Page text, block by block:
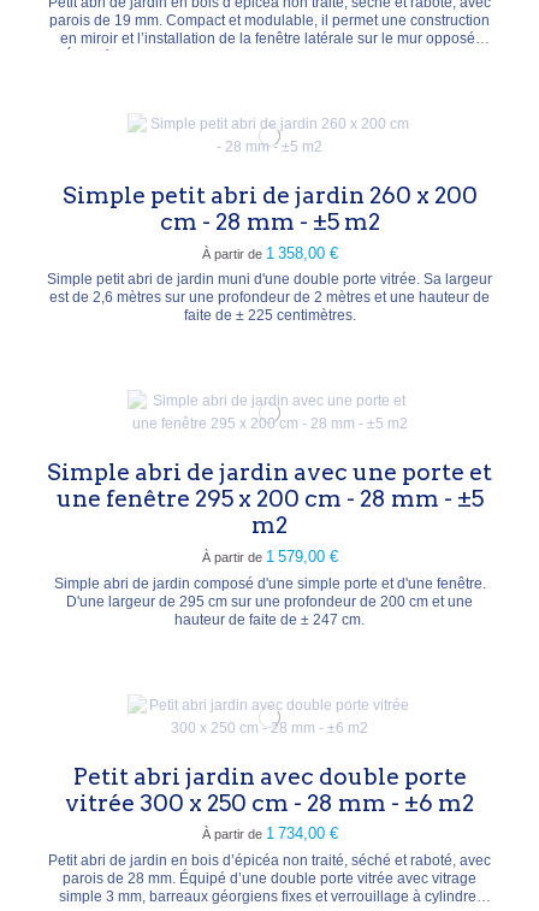
parois de 19 mm. Compact et modulable, il permet une construction
en miroir et l’installation de la fenêtre latérale sur le mur opposé.
Simple petit abri de jardin 260 x 200
cm - 28 mm - ±5 m2
À partir de 1 358,00 €
Simple petit abri de jardin muni d'une double porte vitrée. Sa largeur
est de 2,6 mètres sur une profondeur de 2 mètres et une hauteur de
faite de ± 225 centimètres.
Simple abri de jardin avec une porte et
une fenêtre 295 x 200 cm - 28 mm - ±5
m2
À partir de 1 579,00 €
Simple abri de jardin composé d'une simple porte et d'une fenêtre.
D'une largeur de 295 cm sur une profondeur de 200 cm et une
hauteur de faite de ± 247 cm.
Petit abri jardin avec double porte
vitrée 300 x 250 cm - 28 mm - ±6 m2
À partir de 1 734,00 €
Petit abri de jardin en bois d’épicéa non traité, séché et raboté, avec
parois de 28 mm. Équipé d’une double porte vitrée avec vitrage
simple 3 mm, barreaux géorgiens fixes et verrouillage à cylindre.